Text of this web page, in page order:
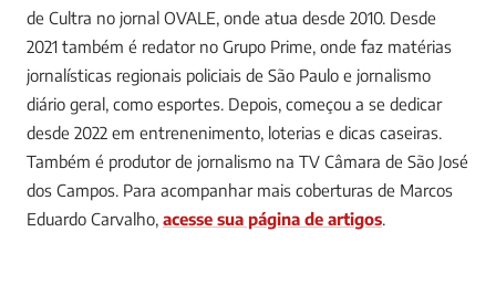
de Cultra no jornal OVALE, onde atua desde 2010. Desde
2021 também é redator no Grupo Prime, onde faz matérias
jornalísticas regionais policiais de São Paulo e jornalismo
diário geral, como esportes. Depois, começou a se dedicar
desde 2022 em entrenenimento, loterias e dicas caseiras.
Também é produtor de jornalismo na TV Câmara de São José
dos Campos. Para acompanhar mais coberturas de Marcos
Eduardo Carvalho, acesse sua página de artigos.